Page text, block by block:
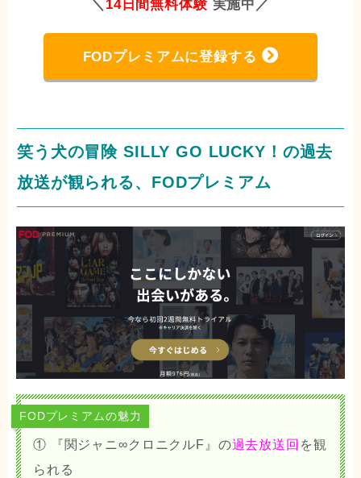
＼ 14日間無料体験 実施中／
FODプレミアムに登録する
笑う犬の冒険 SILLY GO LUCKY！の過去
放送が観られる、FODプレミアム
FODプレミアムの魅力
① 『 関ジャニ∞クロニクルF 』の過去放送回 を観
られる